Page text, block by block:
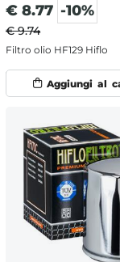
€ 8.77 -10%
€ 9.74
Filtro olio HF129 Hiflo